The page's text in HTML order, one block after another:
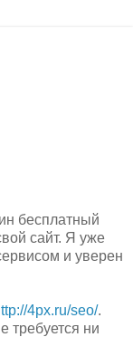
бесплатный
сайт. Я уже
и уверен
4px.ru/seo/.
требуется ни